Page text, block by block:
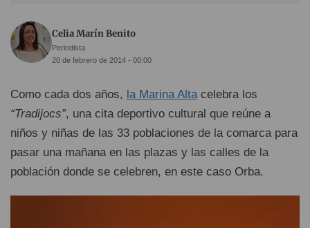
Celia Marín Benito
Periodista
20 de febrero de 2014 - 00:00
Como cada dos años, la Marina Altacelebra los
“Tradijocs”, una cita deportivo cultural que reúne a
niños y niñas de las 33 poblaciones de la comarca para
pasar una mañana en las plazas y las calles de la
población donde se celebren, en este caso Orba.